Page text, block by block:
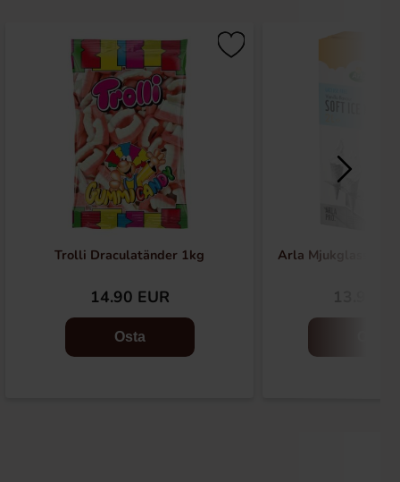
Trolli Draculatänder 1kg
14.90 EUR
Osta
Arla Mjukglassmix